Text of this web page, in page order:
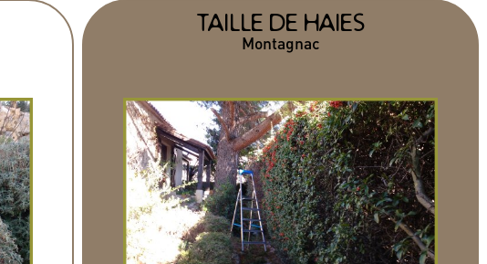
TAILLE DE HAIES
Montagnac